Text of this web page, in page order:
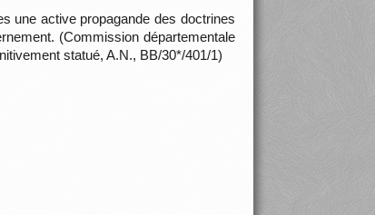
une active propagande des doctrines
(Commission départementale
statué, A.N., BB/30*/401/1)